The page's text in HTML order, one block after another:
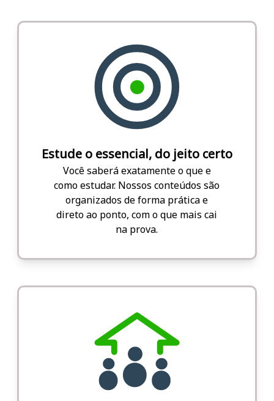
Estude o essencial, do jeito certo
Você saberá exatamente o que e
como estudar. Nossos conteúdos são
organizados de forma prática e
direto ao ponto, com o que mais cai
na prova.